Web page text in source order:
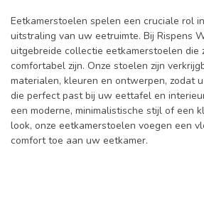
Eetkamerstoelen spelen een cruciale rol
uitstraling van uw eetruimte. Bij Rispens
uitgebreide collectie eetkamerstoelen die
comfortabel zijn. Onze stoelen zijn
materialen, kleuren en ontwerpen, zodat
die perfect past bij uw eettafel en
een moderne, minimalistische stijl of een
look, onze eetkamerstoelen voegen een
comfort toe aan uw eetkamer.